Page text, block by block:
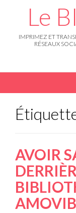
Le
IMPRIMEZ ET
RÉSEAUX
AVOIR